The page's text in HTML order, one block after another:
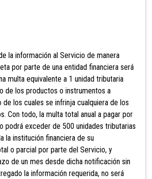
la información al Servicio de manera
por parte de una entidad financiera será
multa equivalente a 1 unidad tributaria
de los productos o instrumentos a
los cuales se infrinja cualquiera de los
Con todo, la multa total anual a pagar por
podrá exceder de 500 unidades tributarias
la institución financiera de su
o parcial por parte del Servicio, y
de un mes desde dicha notificación sin
la información requerida, no será